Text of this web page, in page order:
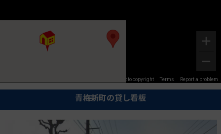
Image may be subject to copyright Terms Report a problem
青梅新町の貸し看板